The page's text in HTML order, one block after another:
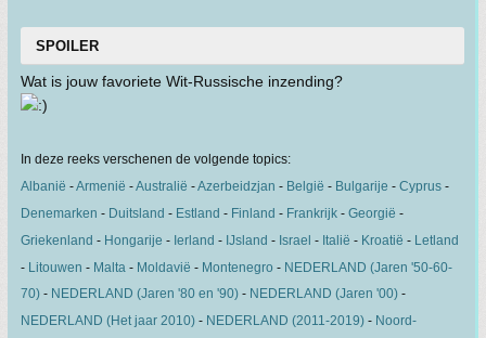
SPOILER
Wat is jouw favoriete Wit-Russische inzending?
In deze reeks verschenen de volgende topics:
Albanië -Armenië -Australië -Azerbeidzjan - België - Bulgarije - Cyprus -
Denemarken - Duitsland - Estland - Finland - Frankrijk - Georgië -
Griekenland - Hongarije - Ierland - IJsland - Israel - Italië - Kroatië - Letland
- Litouwen - Malta - Moldavië - Montenegro - NEDERLAND (Jaren '50-60-
70) - NEDERLAND (Jaren '80 en '90) - NEDERLAND (Jaren '00) -
NEDERLAND (Het jaar 2010) - NEDERLAND (2011-2019) - Noord-